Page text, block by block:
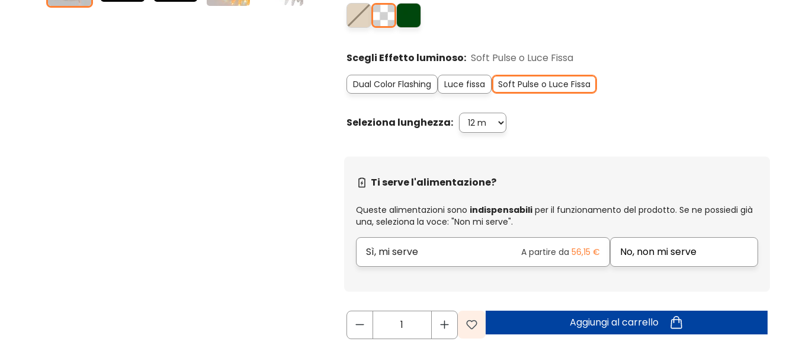
Scegli Effetto luminoso: Soft Pulse o Luce Fissa
Dual Color Flashing Luce fissa Soft Pulse o Luce Fissa
Seleziona lunghezza:
Ti serve l'alimentazione?
Queste alimentazioni sono indispensabiliper il funzionamento del prodotto. Se ne possiedi già
una, seleziona la voce: "Non mi serve".
Sì, mi serve A partire da 56,15 € No, non mi serve
Aggiungi al carrello